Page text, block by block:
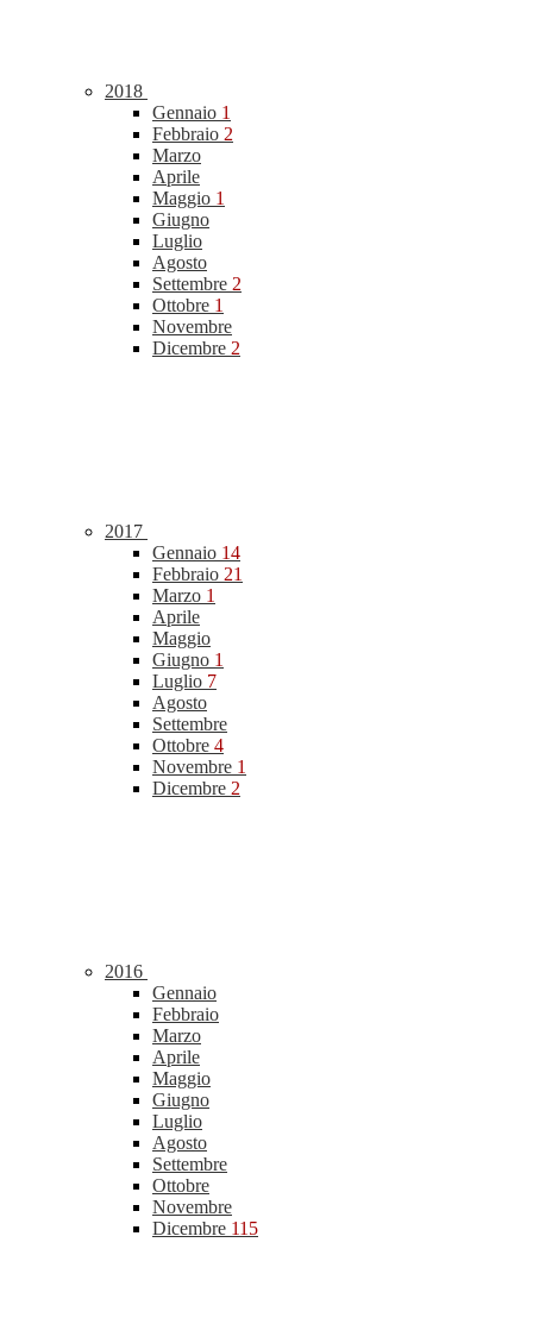
2018
Gennaio 1
Febbraio 2
Marzo
Aprile
Maggio 1
Giugno
Luglio
Agosto
Settembre 2
Ottobre 1
Novembre
Dicembre 2
2017
Gennaio 14
Febbraio 21
Marzo 1
Aprile
Maggio
Giugno 1
Luglio 7
Agosto
Settembre
Ottobre 4
Novembre 1
Dicembre 2
2016
Gennaio
Febbraio
Marzo
Aprile
Maggio
Giugno
Luglio
Agosto
Settembre
Ottobre
Novembre
Dicembre 115